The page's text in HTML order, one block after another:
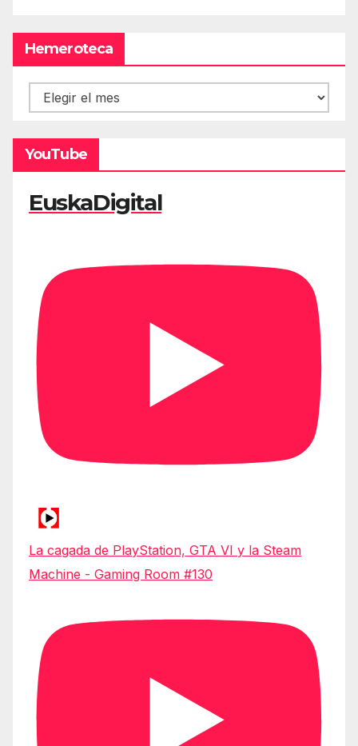
Hemeroteca
Hemeroteca
YouTube
EuskaDigital
La cagada de PlayStation, GTA VI y la Steam
Machine - Gaming Room #130